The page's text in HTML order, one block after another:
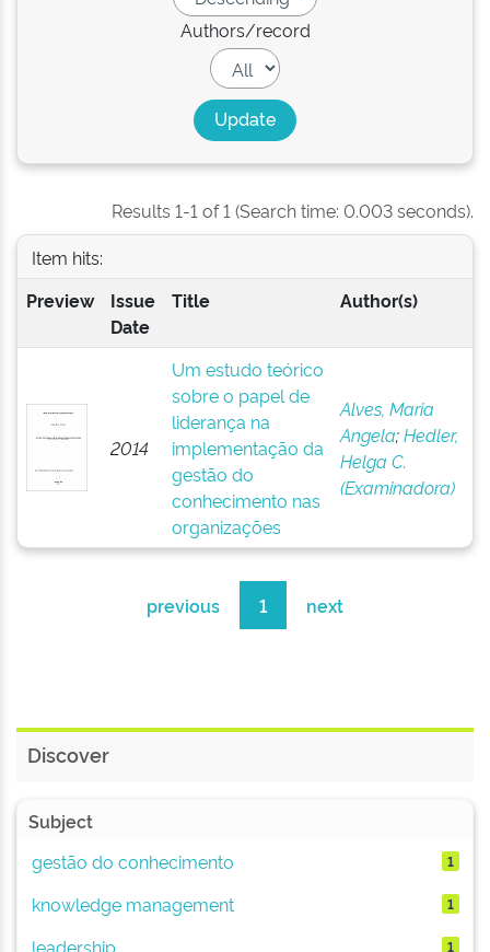
Authors/record
Results 1-1 of 1 (Search time: 0.003 seconds).
Item hits:
Preview
Issue
Date
Title Author(s)
2014
Um estudo teórico
sobre o papel de
liderança na
implementação da
gestão do
conhecimento nas
organizações
Alves, Maria
Angela;Hedler,
Helga C.
(Examinadora)
previous 1 next
Discover
Subject
gestão do conhecimento
1
knowledge management 1
leadership 1